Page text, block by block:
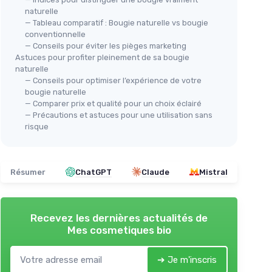
naturelle
— Tableau comparatif : Bougie naturelle vs bougie
conventionnelle
— Conseils pour éviter les pièges marketing
Astuces pour profiter pleinement de sa bougie
naturelle
— Conseils pour optimiser l’expérience de votre
bougie naturelle
— Comparer prix et qualité pour un choix éclairé
— Précautions et astuces pour une utilisation sans
risque
Résumer ChatGPT Claude Mistral
Recevez les dernières actualités de
Mes cosmetiques bio
➔ Je m'inscris